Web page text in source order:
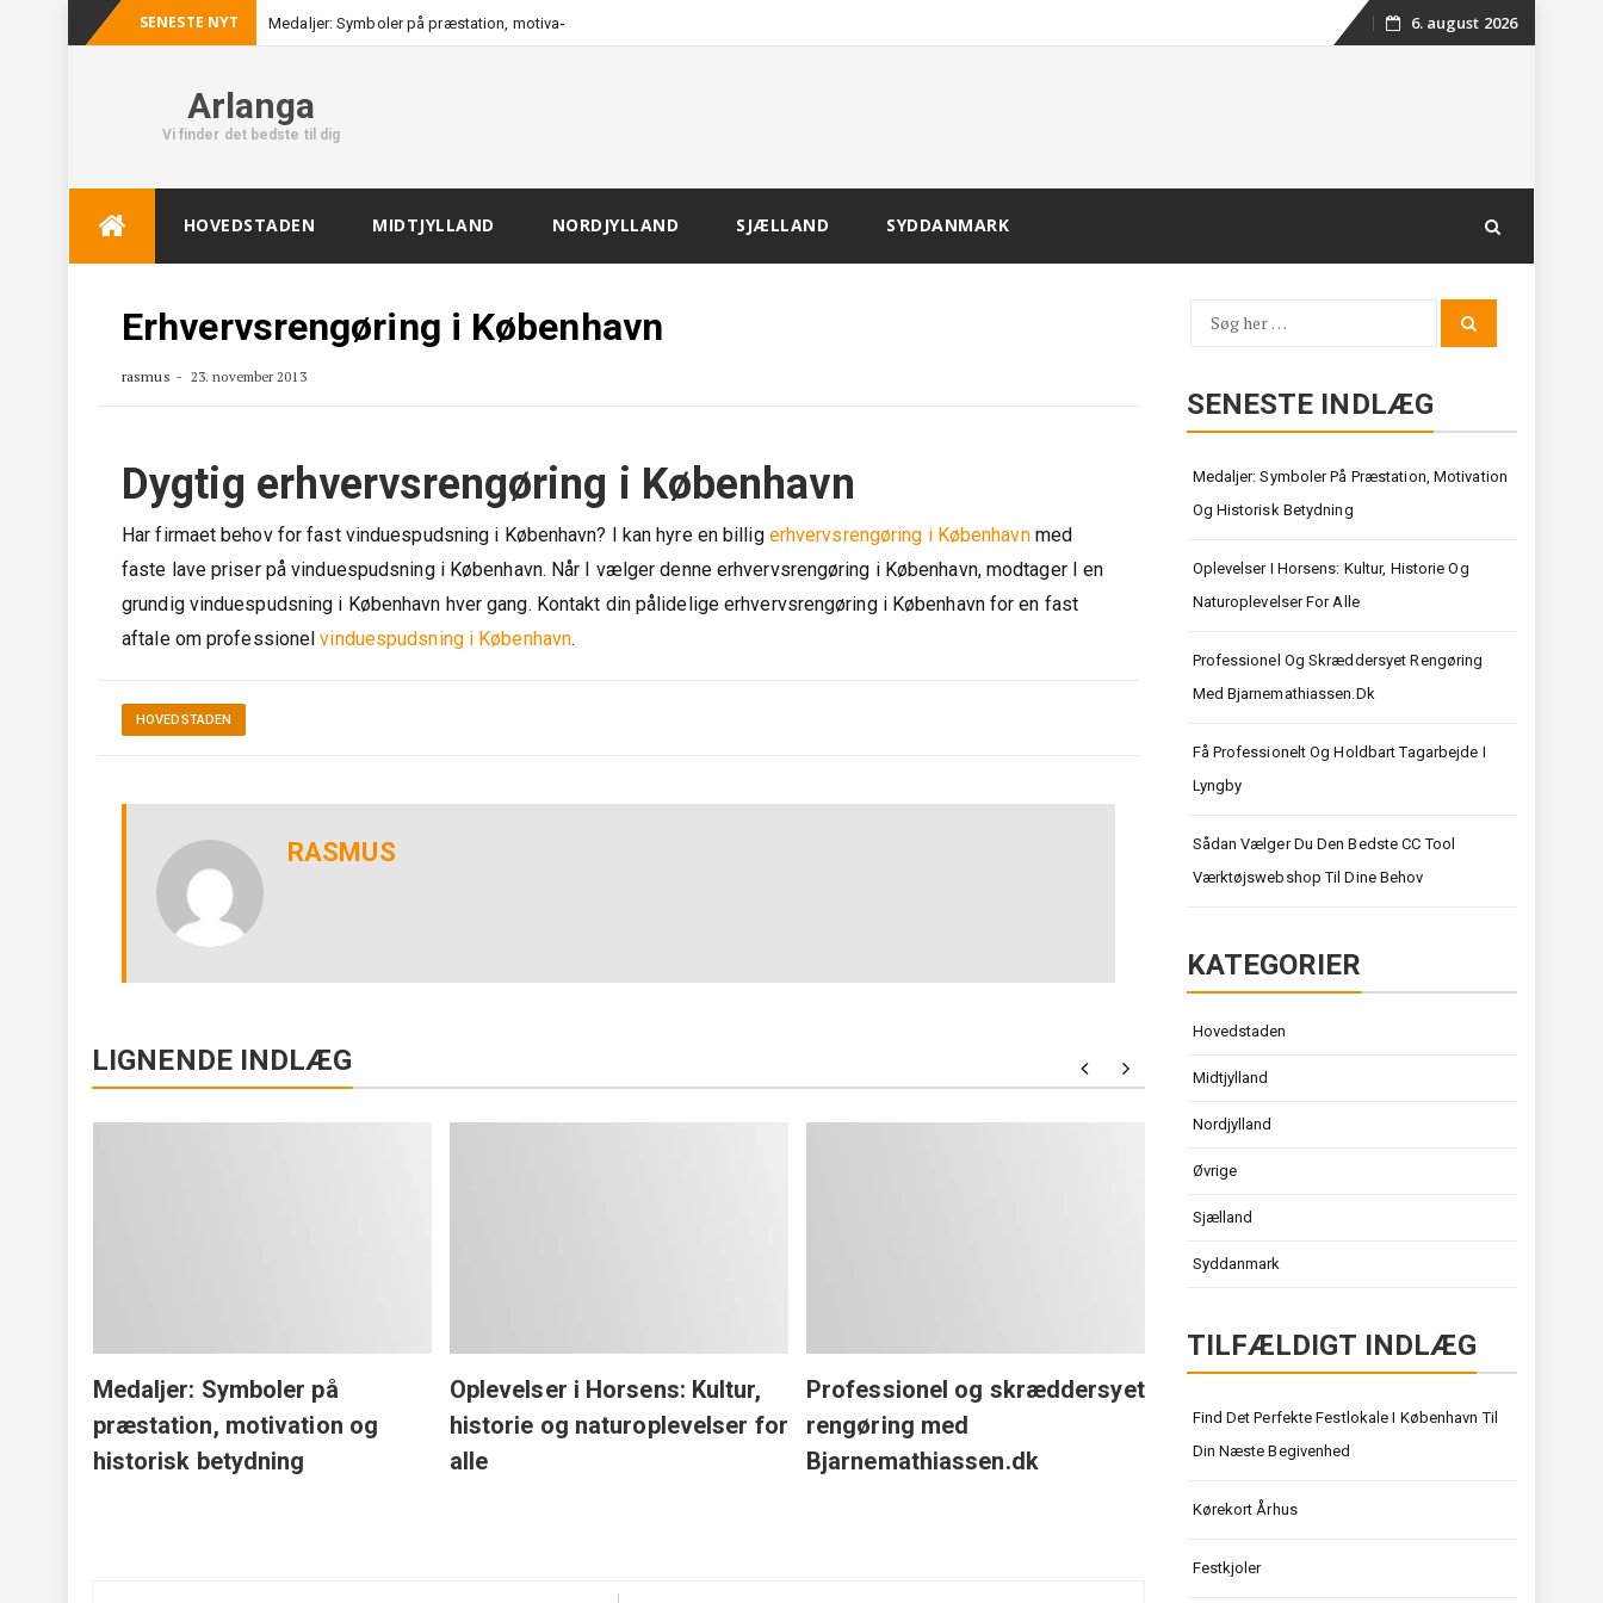
SENESTE NYT Medaljer: Symboler på præstation, motivation o
Skip
6. august 2026
Arlanga
Vi finder det bedste til dig
HOVEDSTADEN MIDTJYLLAND NORDJYLLAND SJÆLLAND SYDDANMARK
Erhvervsrengøring i København
rasmus 23. november 2013
Dygtig erhvervsrengøring i København
Har firmaet behov for fast vinduespudsning i København? I kan hyre en billig erhvervsrengøring i København med
faste lave priser på vinduespudsning i København. Når I vælger denne erhvervsrengøring i København, modtager I en
grundig vinduespudsning i København hver gang. Kontakt din pålidelige erhvervsrengøring i København for en fast
aftale om professionelvinduespudsning i København.
HOVEDSTADEN
RASMUS
LIGNENDE INDLÆG
Medaljer: Symboler på
præstation, motivation og
historisk betydning
Oplevelser i Horsens: Kultur,
historie og naturoplevelser for
alle
Professionel og skræddersyet
rengøring med
Bjarnemathiassen.dk
Få professionelt og holdbart
Search
SENESTE INDLÆG
Medaljer: Symboler På Præstation, Motivation
Og Historisk Betydning
Oplevelser I Horsens: Kultur, Historie Og
Naturoplevelser For Alle
Professionel Og Skræddersyet Rengøring
Med Bjarnemathiassen.dk
Få Professionelt Og Holdbart Tagarbejde I
Lyngby
Sådan Vælger Du Den Bedste CC Tool
Værktøjswebshop Til Dine Behov
KATEGORIER
Hovedstaden
Midtjylland
Nordjylland
Øvrige
Sjælland
Syddanmark
TILFÆLDIGT INDLÆG
Find Det Perfekte Festlokale I København Til
Din Næste Begivenhed
Kørekort Århus
Festkjoler